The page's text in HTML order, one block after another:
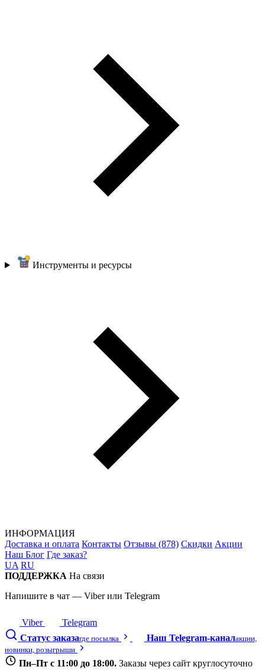
Инструменты и ресурсы
ИНФОРМАЦИЯ
Доставка и оплата Контакты Отзывы (878) Скидки Акции
Наш Блог Где заказ?
UA RU
ПОДДЕРЖКА На связи
Напишите в чат — Viber или Telegram
Viber
Telegram
Статус заказагде посылка Наш Telegram-каналакции,
новинки, розыгрыши
Пн–Пт с 11:00 до 18:00. Заказы через сайт круглосуточно